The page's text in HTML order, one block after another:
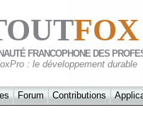
FOX
FRANCOPHONE DES
: le développement durable
Forum Contributions